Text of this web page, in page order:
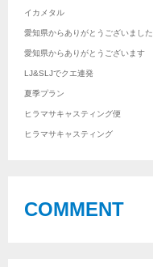
イカメタル
愛知県からありがとうございました
愛知県からありがとうございます
LJ&SLJでクエ連発
夏季プラン
ヒラマサキャスティング便
ヒラマサキャスティング
COMMENT